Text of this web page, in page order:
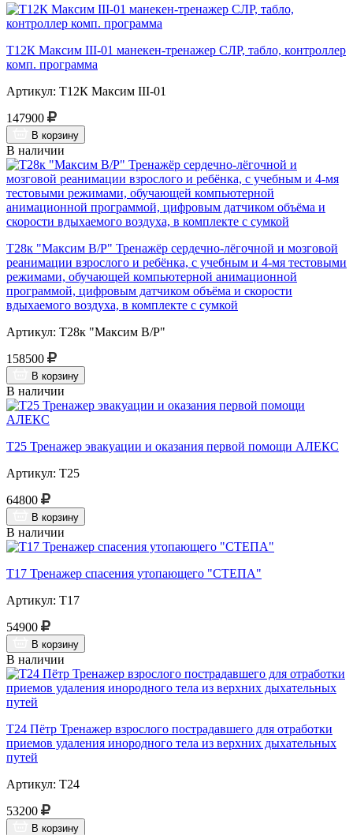
Т12К Максим III-01 манекен-тренажер СЛР, табло, контроллер
комп. программа
Артикул: Т12К Максим III-01
147900
В корзину
В наличии
Т28к "Максим В/Р" Тренажёр сердечно-лёгочной и мозговой
реанимации взрослого и ребёнка, с учебным и 4-мя тестовыми
режимами, обучающей компьютерной анимационной
программой, цифровым датчиком объёма и скорости
вдыхаемого воздуха, в комплекте с сумкой
Артикул: Т28к "Максим В/Р"
158500
В корзину
В наличии
Т25 Тренажер эвакуации и оказания первой помощи АЛЕКС
Артикул: Т25
64800
В корзину
В наличии
Т17 Тренажер спасения утопающего "СТЕПА"
Артикул: Т17
54900
В корзину
В наличии
Т24 Пётр Тренажер взрослого пострадавшего для отработки
приемов удаления инородного тела из верхних дыхательных
путей
Артикул: Т24
53200
В корзину